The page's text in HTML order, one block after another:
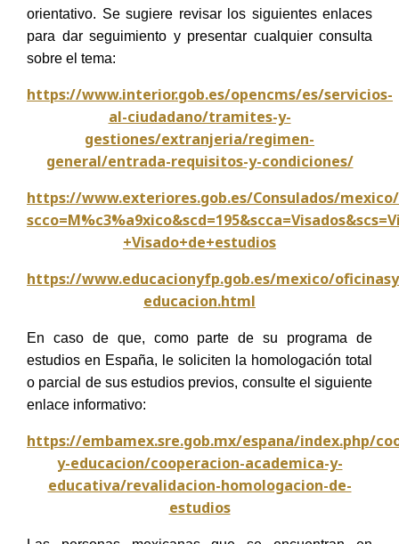
orientativo. Se sugiere revisar los siguientes enlaces
para dar seguimiento y presentar cualquier consulta
sobre el tema:
https://www.interior.gob.es/opencms/es/servicios-
al-ciudadano/tramites-y-
gestiones/extranjeria/regimen-
general/entrada-requisitos-y-condiciones/
https://www.exteriores.gob.es/Consulados/
+Visado+de+estudios
https://www.educacionyfp.gob.es/mexico/
educacion.html
En caso de que, como parte de su programa de
estudios en España, le soliciten la homologación total
o parcial de sus estudios previos, consulte el siguiente
enlace informativo:
https://embamex.sre.gob.mx/espana/index.php/
y-educacion/cooperacion-academica-y-
educativa/revalidacion-homologacion-de-
estudios